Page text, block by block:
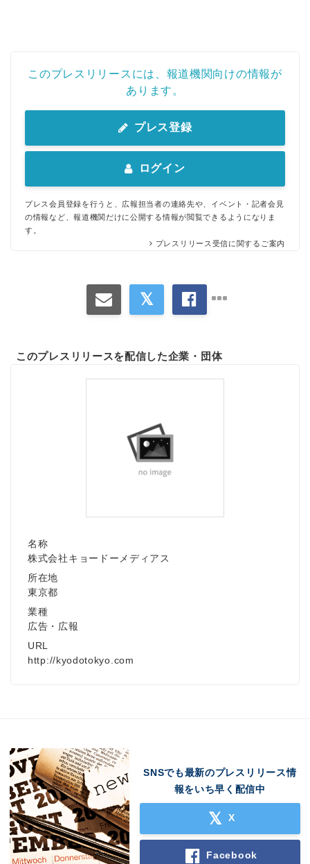
このプレスリリースには、報道機関向けの情報が
あります。
プレス登録
ログイン
プレス会員登録を行うと、広報担当者の連絡先や、イベント・記者会見
の情報など、報道機関だけに公開する情報が閲覧できるようになりま
す。
プレスリリース受信に関するご案内
このプレスリリースを配信した企業・団体
名称
株式会社キョードーメディアス
所在地
東京都
業種
広告・広報
URL
http://kyodotokyo.com
SNSでも最新のプレスリリース情
報をいち早く配信中
X
Facebook